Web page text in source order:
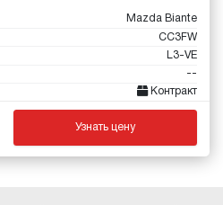
Mazda Biante
CC3FW
L3-VE
--
Контракт
Узнать цену